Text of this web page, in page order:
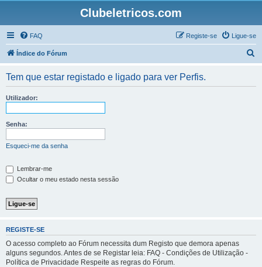
Clubeletricos.com
FAQ Ligue-se
Registe-se
Índice do Fórum
Tem que estar registado e ligado para ver Perfis.
Utilizador:
Senha:
Esqueci-me da senha
Lembrar-me
Ocultar o meu estado nesta sessão
REGISTE-SE
O acesso completo ao Fórum necessita dum Registo que demora apenas
alguns segundos. Antes de se Registar leia: FAQ - Condições de Utilização -
Política de Privacidade Respeite as regras do Fórum.